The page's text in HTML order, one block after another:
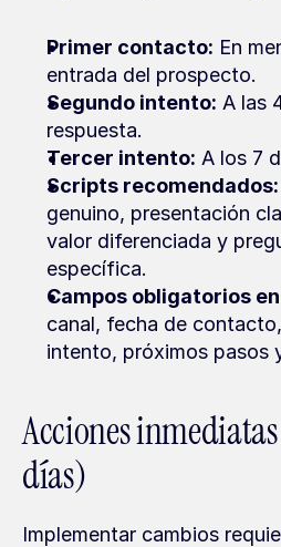
Primer contacto: En
entrada del prospecto.
Segundo intento: A las
respuesta.
Tercer intento: A los 7
Scripts recomendados:
genuino, presentación
valor diferenciada y
específica.
Campos obligatorios en
canal, fecha de
intento, próximos pasos
Acciones
días)
Implementar cambios